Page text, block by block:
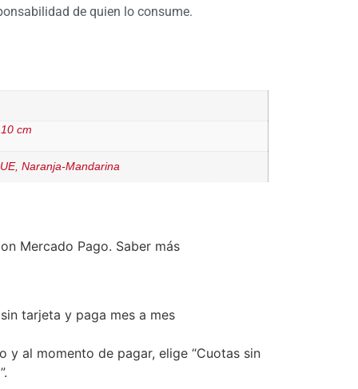
de quien lo consume.
cm
Naranja-Mandarina
Mercado Pago. Saber más
tarjeta y paga mes a mes
al momento de pagar, elige “Cuotas sin